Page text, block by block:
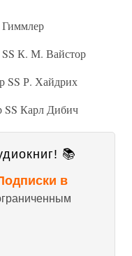
Гиммлер
SS К. М. Вайстор
SS Р. Хайдрих
SS Карл Дибич
📚
в